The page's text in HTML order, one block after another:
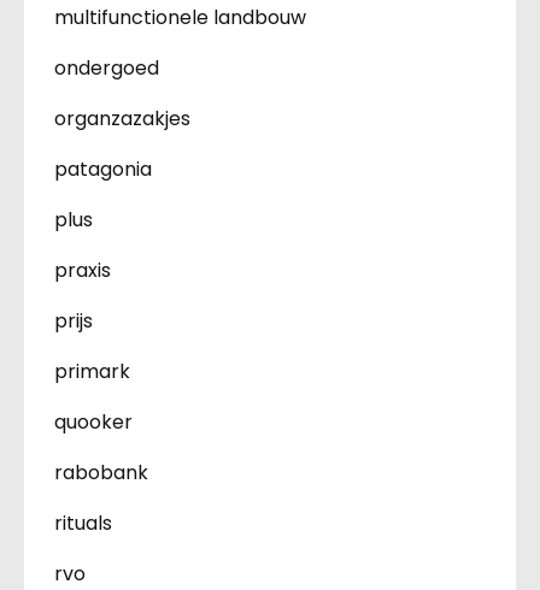
multifunctionele landbouw
ondergoed
organzazakjes
patagonia
plus
praxis
prijs
primark
quooker
rabobank
rituals
rvo